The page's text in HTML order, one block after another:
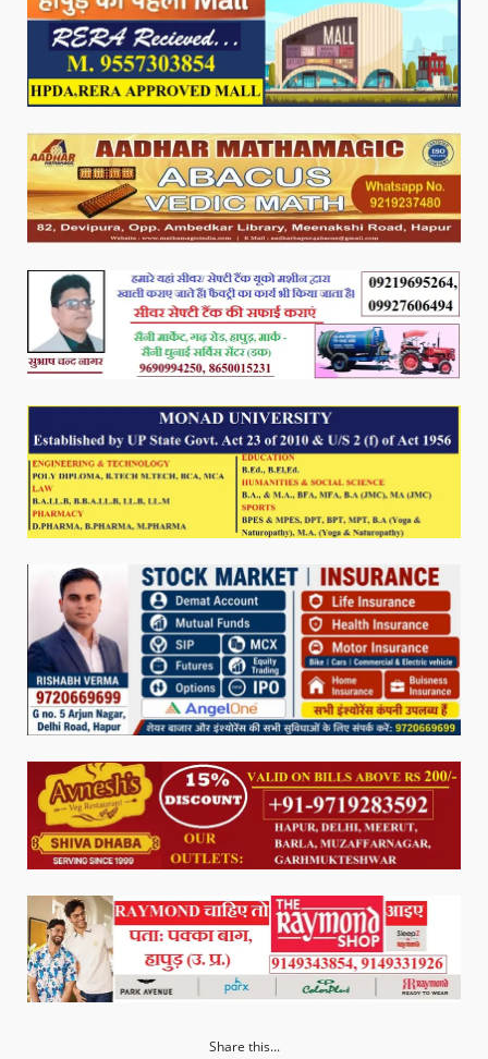
Share this...